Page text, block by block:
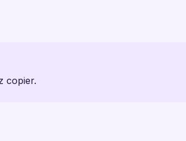
copier.